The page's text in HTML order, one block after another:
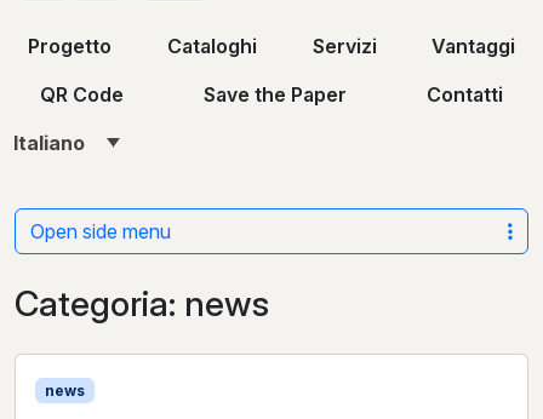
Progetto Cataloghi Servizi
Vantaggi
QR Code
Save the Paper
Contatti
Italiano
Categoria: news
news
Open side menu